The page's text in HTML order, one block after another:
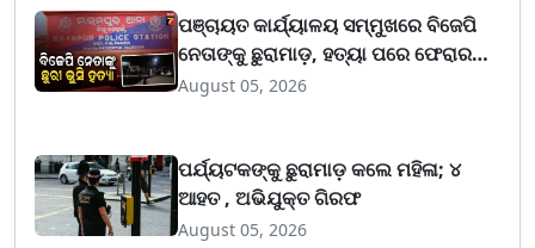
ପଞ୍ଚାୟତ କାର୍ଯ୍ୟାଳୟ ସମ୍ମୁଖରେ ବିଜେପି
ନେତାଙ୍କୁ ଛୁରାମାଡ଼, ହତ୍ୟା ପରେ ଫେରାର
ମାରିଲେ ଦୁର୍ବୃତ୍ତ
August 05, 2026
ପର୍ଯ୍ୟଟକଙ୍କୁ ଛୁରାମାଡ଼ କଲେ ମହିଳା; ୪
ଆହତ , ଅଭିଯୁକ୍ତ ଗିରଫ
August 05, 2026